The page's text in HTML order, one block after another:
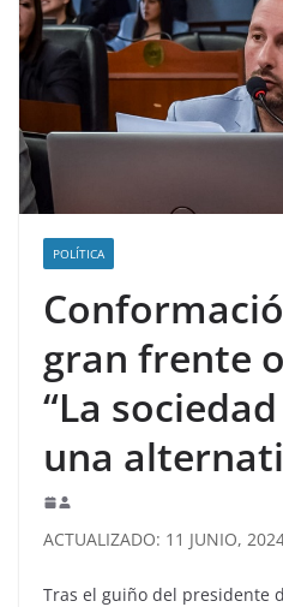
POLÍTICA
gran frente
“La
una
ACTUALIZADO: 11 JUNIO,
Tras el guiño del presidente